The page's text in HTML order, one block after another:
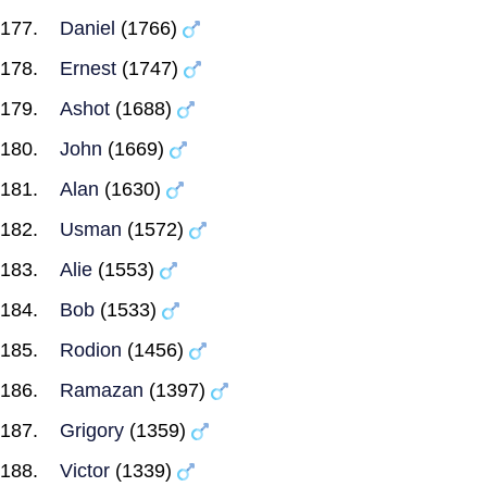
Daniel (1766)
Ernest (1747)
Ashot (1688)
John (1669)
Alan (1630)
Usman (1572)
Alie (1553)
Bob (1533)
Rodion (1456)
Ramazan (1397)
Grigory (1359)
Victor (1339)